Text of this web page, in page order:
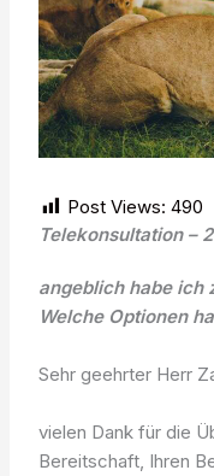
Post Views: 490
Telekonsultation –
angeblich habe ich
Welche Optionen
Sehr geehrter Herr
vielen Dank für die
Bereitschaft, Ihren